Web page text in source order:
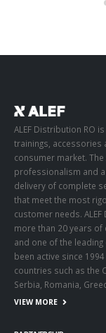
ALEF Distribution RO
trainings, accessories
consumer market. The
professionalism and
delivery of complete
that meet the most
customer needs.
more than 20 years
and one of the
been active since
countries such as the
Serbia, Romania,
VIEW MORE